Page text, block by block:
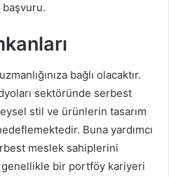
bağlı olacaktır.
sektöründe serbest
stil ve ürünlerin tasarım
Buna yardımcı
meslek sahiplerini
bir portföy kariyeri